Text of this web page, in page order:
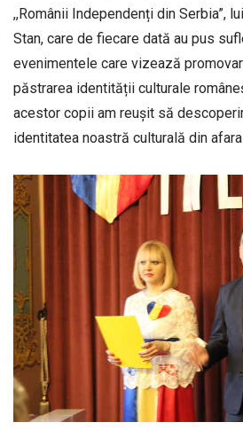
,,Românii Independenți din Serbia”,
Stan, care de fiecare dată au pus
evenimentele care vizează
păstrarea identității culturale
acestor copii am reușit să
identitatea noastră culturală din afara